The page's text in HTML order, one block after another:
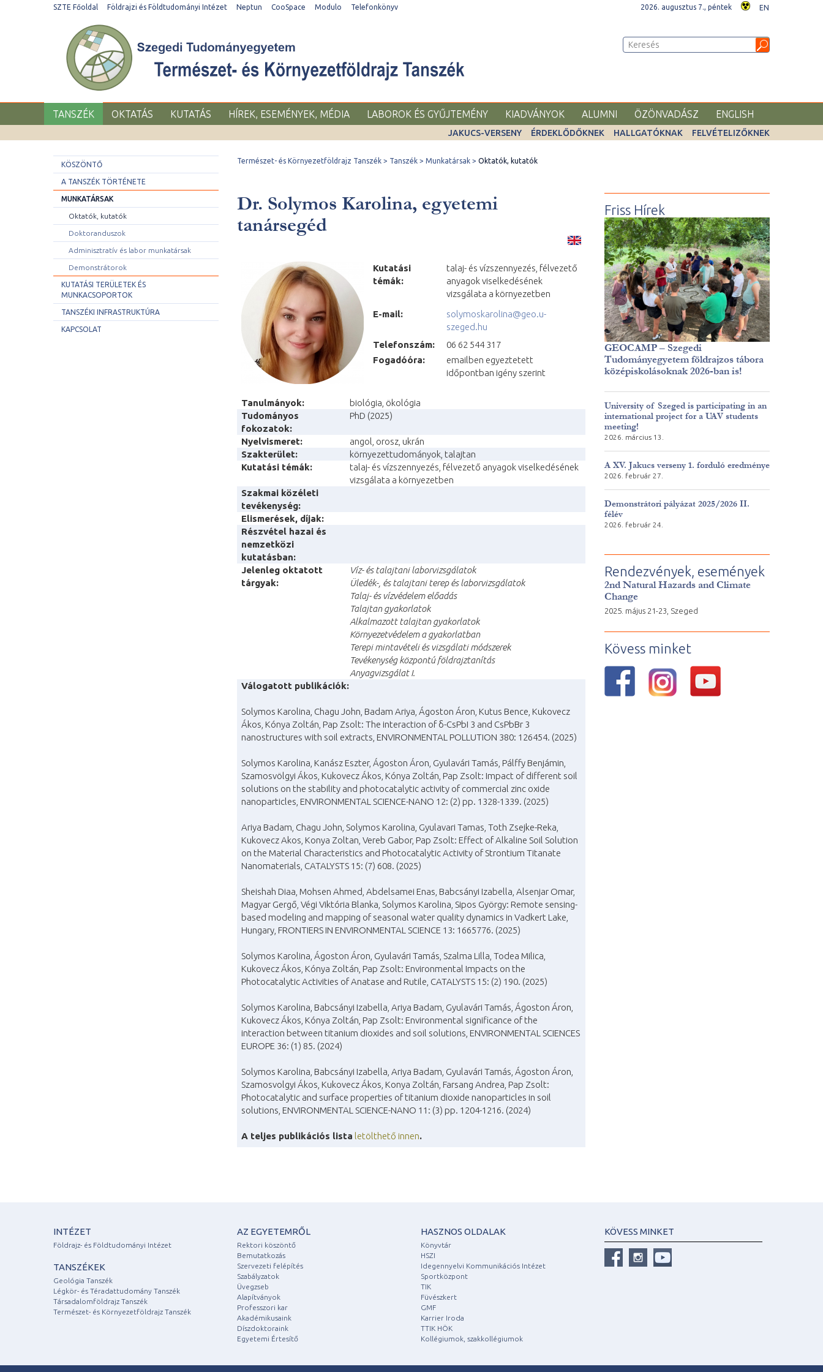
SZTE Főoldal Földrajzi és Földtudományi Intézet Neptun CooSpace Modulo Telefonkönyv 2026. augusztus 7., péntek EN
TANSZÉK OKTATÁS KUTATÁS HÍREK, ESEMÉNYEK, MÉDIA LABOROK ÉS GYŰJTEMÉNY KIADVÁNYOK ALUMNI ÖZÖNVADÁSZ ENGLISH
JAKUCS-VERSENY ÉRDEKLŐDŐKNEK HALLGATÓKNAK FELVÉTELIZŐKNEK
KÖSZÖNTŐ
A TANSZÉK TÖRTÉNETE
MUNKATÁRSAK
Oktatók, kutatók
Doktoranduszok
Adminisztratív és labor munkatársak
Demonstrátorok
KUTATÁSI TERÜLETEK ÉS
MUNKACSOPORTOK
TANSZÉKI INFRASTRUKTÚRA
KAPCSOLAT
Természet- és Környezetföldrajz Tanszék Tanszék Munkatársak Oktatók, kutatók
Dr. Solymos Karolina, egyetemi
tanársegéd
Kutatási
témák:
talaj- és vízszennyezés, félvezető
anyagok viselkedésének
vizsgálata a környezetben
E-mail:
solymoskarolina@geo.u-
szeged.hu
Telefonszám:
06 62 544 317
Fogadóóra:
emailben egyeztetett
időpontban igény szerint
Tanulmányok:
biológia, ökológia
Tudományos
fokozatok:
PhD (2025)
Nyelvismeret:
angol, orosz, ukrán
Szakterület:
környezettudományok, talajtan
Kutatási témák:
talaj- és vízszennyezés, félvezető anyagok viselkedésének
vizsgálata a környezetben
Szakmai közéleti
tevékenység:
Elismerések, díjak:
Részvétel hazai és
nemzetközi
kutatásban:
Jelenleg oktatott
tárgyak:
Víz- és talajtani laborvizsgálatok
Üledék-, és talajtani terep és laborvizsgálatok
Talaj- és vízvédelem előadás
Talajtan gyakorlatok
Alkalmazott talajtan gyakorlatok
Környezetvédelem a gyakorlatban
Terepi mintavételi és vizsgálati módszerek
Tevékenység központú földrajztanítás
Anyagvizsgálat I.
Válogatott publikációk:
Solymos Karolina, Chagu John, Badam Ariya, Ágoston Áron, Kutus Bence, Kukovecz
Ákos, Kónya Zoltán, Pap Zsolt: The interaction of δ-CsPbI 3 and CsPbBr 3
nanostructures with soil extracts, ENVIRONMENTAL POLLUTION 380: 126454. (2025)
Solymos Karolina, Kanász Eszter, Ágoston Áron, Gyulavári Tamás, Pálffy Benjámin,
Szamosvölgyi Ákos, Kukovecz Ákos, Kónya Zoltán, Pap Zsolt: Impact of different soil
solutions on the stability and photocatalytic activity of commercial zinc oxide
nanoparticles, ENVIRONMENTAL SCIENCE-NANO 12: (2) pp. 1328-1339. (2025)
Ariya Badam, Chagu John, Solymos Karolina, Gyulavari Tamas, Toth Zsejke-Reka,
Kukovecz Akos, Konya Zoltan, Vereb Gabor, Pap Zsolt: Effect of Alkaline Soil Solution
on the Material Characteristics and Photocatalytic Activity of Strontium Titanate
Nanomaterials, CATALYSTS 15: (7) 608. (2025)
Sheishah Diaa, Mohsen Ahmed, Abdelsamei Enas, Babcsányi Izabella, Alsenjar Omar,
Magyar Gergő, Végi Viktória Blanka, Solymos Karolina, Sipos György: Remote sensing-
based modeling and mapping of seasonal water quality dynamics in Vadkert Lake,
Hungary, FRONTIERS IN ENVIRONMENTAL SCIENCE 13: 1665776. (2025)
Solymos Karolina, Ágoston Áron, Gyulavári Tamás, Szalma Lilla, Todea Milica,
Kukovecz Ákos, Kónya Zoltán, Pap Zsolt: Environmental Impacts on the
Photocatalytic Activities of Anatase and Rutile, CATALYSTS 15: (2) 190. (2025)
Solymos Karolina, Babcsányi Izabella, Ariya Badam, Gyulavári Tamás, Ágoston Áron,
Kukovecz Ákos, Kónya Zoltán, Pap Zsolt: Environmental significance of the
interaction between titanium dioxides and soil solutions, ENVIRONMENTAL SCIENCES
EUROPE 36: (1) 85. (2024)
Solymos Karolina, Babcsányi Izabella, Ariya Badam, Gyulavári Tamás, Ágoston Áron,
Szamosvolgyi Ákos, Kukovecz Ákos, Konya Zoltán, Farsang Andrea, Pap Zsolt:
Photocatalytic and surface properties of titanium dioxide nanoparticles in soil
solutions, ENVIRONMENTAL SCIENCE-NANO 11: (3) pp. 1204-1216. (2024)
A teljes publikációs lista letölthető innen.
Friss Hírek
GEOCAMP – Szegedi
Tudományegyetem földrajzos tábora
középiskolásoknak 2026-ban is!
University of Szeged is participating in an
international project for a UAV students
meeting!
2026. március 13.
A XV. Jakucs verseny 1. forduló eredménye
2026. február 27.
Demonstrátori pályázat 2025/2026 II.
félév
2026. február 24.
Rendezvények, események
2nd Natural Hazards and Climate
Change
2025. május 21-23, Szeged
Kövess minket
INTÉZET
Földrajz- és Földtudományi Intézet
TANSZÉKEK
Geológia Tanszék
Légkör- és Téradattudomány Tanszék
Társadalomföldrajz Tanszék
Természet- és Környezetföldrajz Tanszék
AZ EGYETEMRŐL
Rektori köszöntő
Bemutatkozás
Szervezeti felépítés
Szabályzatok
Üvegzseb
Alapítványok
Professzori kar
Akadémikusaink
Díszdoktoraink
Egyetemi Értesítő
HASZNOS OLDALAK
Könyvtár
HSZI
Idegennyelvi Kommunikációs Intézet
Sportközpont
TIK
Füvészkert
GMF
Karrier Iroda
TTIK HÖK
Kollégiumok, szakkollégiumok
KÖVESS MINKET